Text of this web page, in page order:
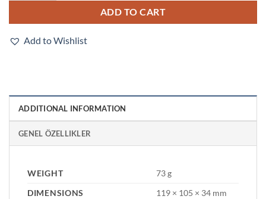
ADD TO CART
Add to Wishlist
ADDITIONAL INFORMATION
GENEL ÖZELLIKLER
WEIGHT
73 g
DIMENSIONS
119 × 105 × 34 mm